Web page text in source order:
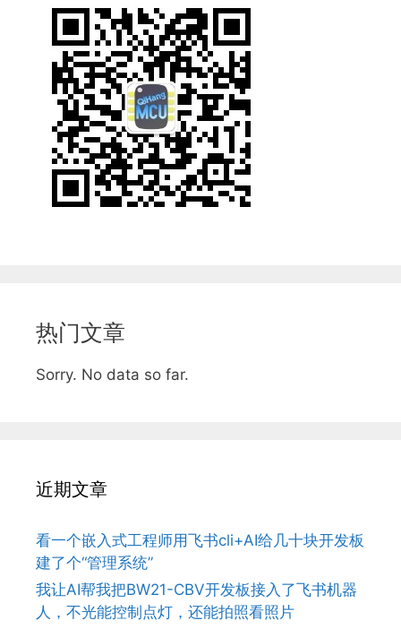
热门文章
Sorry. No data so far.
近期文章
看一个嵌入式工程师用飞书cli+AI给几十块开发板
建了个“管理系统”
我让AI帮我把BW21-CBV开发板接入了飞书机器
人，不光能控制点灯，还能拍照看照片